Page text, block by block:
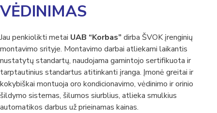
VĖDINIMAS
Jau penkiolikti metai UAB “Korbas” dirba ŠVOK įrenginių
montavimo srityje. Montavimo darbai atliekami laikantis
nustatytų standartų, naudojama gamintojo sertifikuota ir
tarptautinius standartus atitinkanti įranga. Įmonė greitai ir
kokybiškai montuoja oro kondicionavimo, vėdinimo ir orinio
šildymo sistemas, šilumos siurblius, atlieka smulkius
automatikos darbus už prieinamas kainas.